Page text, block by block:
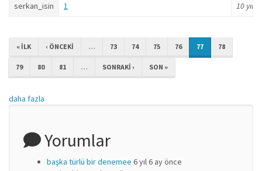
serkan_isin 1 10 yıl
« ILK ‹ ÖNCEKI … 73 74 75 76 77 78
79 80 81 … SONRAKI › SON »
daha fazla
Yorumlar
başka türlü bir denemee 6 yıl 6 ay önce